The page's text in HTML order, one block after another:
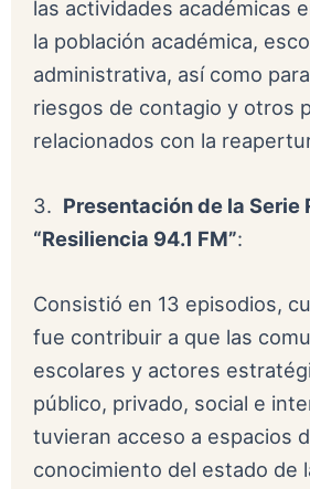
las actividades académicas
la población académica,
administrativa, así como
riesgos de contagio y otros
relacionados con la
3. Presentación de la Serie
“Resiliencia 94.1 FM”:
Consistió en 13 episodios,
fue contribuir a que las
escolares y actores
público, privado, social e
tuvieran acceso a espacios
conocimiento del estado de